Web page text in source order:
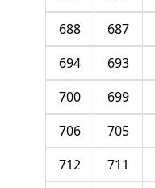
687
688
693
694
699
700
705
706
711
712